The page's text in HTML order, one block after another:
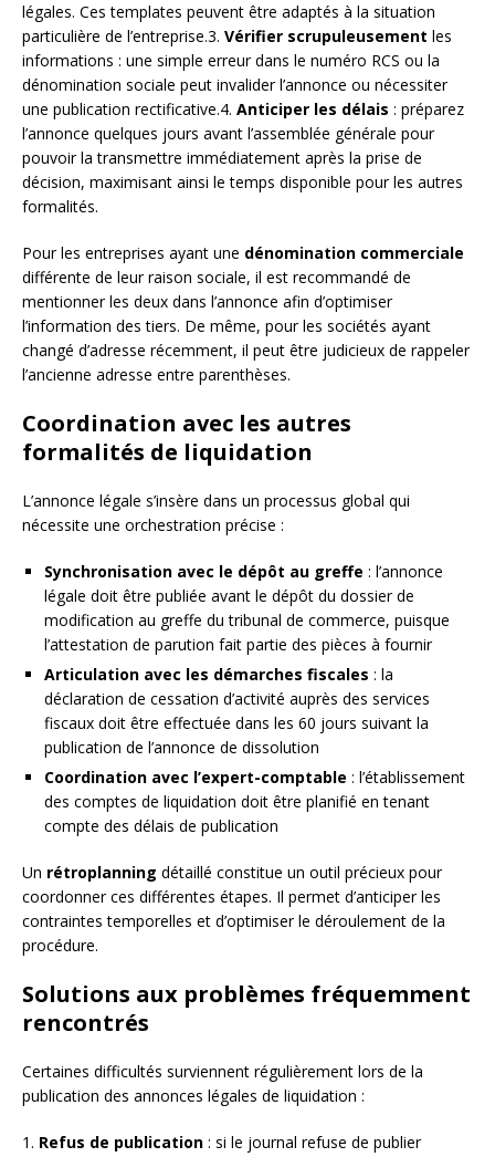
légales. Ces templates peuvent être adaptés à la situation
particulière de l’entreprise.3. Vérifier scrupuleusement les
informations : une simple erreur dans le numéro RCS ou la
dénomination sociale peut invalider l’annonce ou nécessiter
une publication rectificative.4. Anticiper les délais : préparez
l’annonce quelques jours avant l’assemblée générale pour
pouvoir la transmettre immédiatement après la prise de
décision, maximisant ainsi le temps disponible pour les autres
formalités.
Pour les entreprises ayant une dénomination commerciale
différente de leur raison sociale, il est recommandé de
mentionner les deux dans l’annonce afin d’optimiser
l’information des tiers. De même, pour les sociétés ayant
changé d’adresse récemment, il peut être judicieux de rappeler
l’ancienne adresse entre parenthèses.
Coordination avec les autres
formalités de liquidation
L’annonce légale s’insère dans un processus global qui
nécessite une orchestration précise :
Synchronisation avec le dépôt au greffe : l’annonce
légale doit être publiée avant le dépôt du dossier de
modification au greffe du tribunal de commerce, puisque
l’attestation de parution fait partie des pièces à fournir
Articulation avec les démarches fiscales : la
déclaration de cessation d’activité auprès des services
fiscaux doit être effectuée dans les 60 jours suivant la
publication de l’annonce de dissolution
Coordination avec l’expert-comptable : l’établissement
des comptes de liquidation doit être planifié en tenant
compte des délais de publication
Un rétroplanning détaillé constitue un outil précieux pour
coordonner ces différentes étapes. Il permet d’anticiper les
contraintes temporelles et d’optimiser le déroulement de la
procédure.
Solutions aux problèmes fréquemment
rencontrés
Certaines difficultés surviennent régulièrement lors de la
publication des annonces légales de liquidation :
1. Refus de publication : si le journal refuse de publier